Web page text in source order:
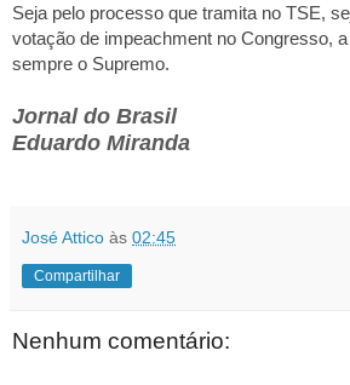
Seja pelo processo que tramita no TSE,
votação de impeachment no Congresso,
sempre o Supremo.
Jornal do Brasil
Eduardo Miranda
José Attico às 02:45
Compartilhar
Nenhum comentário: